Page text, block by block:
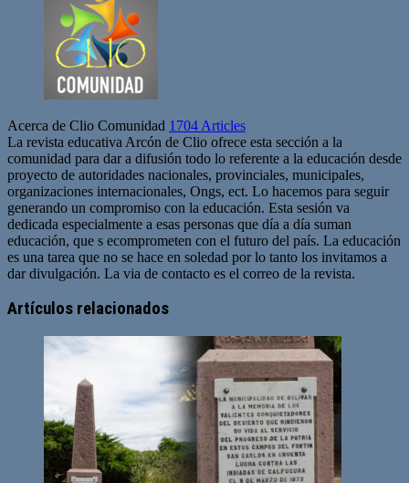
Acerca de Clio Comunidad 1704 Articles
La revista educativa Arcón de Clio ofrece esta sección a la
comunidad para dar a difusión todo lo referente a la educación desde
proyecto de autoridades nacionales, provinciales, municipales,
organizaciones internacionales, Ongs, ect. Lo hacemos para seguir
generando un compromiso con la educación. Esta sesión va
dedicada especialmente a esas personas que día a día suman
educación, que s ecomprometen con el futuro del país. La educación
es una tarea que no se hace en soledad por lo tanto los invitamos a
dar divulgación. La via de contacto es el correo de la revista.
web
Artículos relacionados